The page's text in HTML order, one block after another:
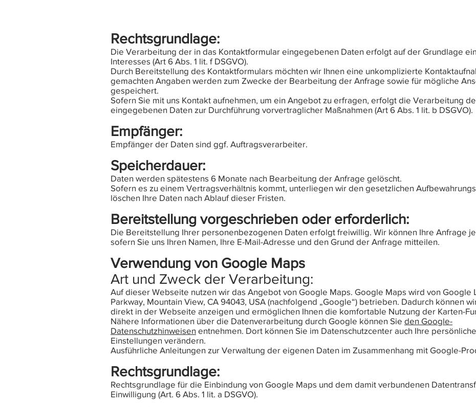
Rechtsgrundlage:
Die Verarbeitung der in das Kontaktformular eingegebenen Daten erfolgt auf der Grundlage
Interesses (Art 6 Abs. 1 lit. f DSGVO).
Durch Bereitstellung des Kontaktformulars möchten wir Ihnen eine unkomplizierte
gemachten Angaben werden zum Zwecke der Bearbeitung der Anfrage sowie für mögliche
gespeichert.
Sofern Sie mit uns Kontakt aufnehmen, um ein Angebot zu erfragen, erfolgt die Verarbeitung
eingegebenen Daten zur Durchführung vorvertraglicher Maßnahmen (Art 6 Abs. 1 lit. b DSGVO).
Empfänger:
Empfänger der Daten sind ggf. Auftragsverarbeiter.
Speicherdauer:
Daten werden spätestens 6 Monate nach Bearbeitung der Anfrage gelöscht.
Sofern es zu einem Vertragsverhältnis kommt, unterliegen wir den gesetzlichen
löschen Ihre Daten nach Ablauf dieser Fristen.
Bereitstellung vorgeschrieben oder erforderlich:
Die Bereitstellung Ihrer personenbezogenen Daten erfolgt freiwillig. Wir können Ihre Anfrage
sofern Sie uns Ihren Namen, Ihre E-Mail-Adresse und den Grund der Anfrage mitteilen.
Verwendung von Google Maps
Art und Zweck der Verarbeitung:
Auf dieser Webseite nutzen wir das Angebot von Google Maps. Google Maps wird von Google
Parkway, Mountain View, CA 94043, USA (nachfolgend „Google“) betrieben. Dadurch können
direkt in der Webseite anzeigen und ermöglichen Ihnen die komfortable Nutzung der Karten-
Nähere Informationen über die Datenverarbeitung durch Google können Sie den Google-
Datenschutzhinweisen entnehmen. Dort können Sie im Datenschutzcenter auch Ihre
Einstellungen verändern.
Ausführliche Anleitungen zur Verwaltung der eigenen Daten im Zusammenhang mit Google-
Rechtsgrundlage:
Rechtsgrundlage für die Einbindung von Google Maps und dem damit verbundenen
Einwilligung (Art. 6 Abs. 1 lit. a DSGVO).